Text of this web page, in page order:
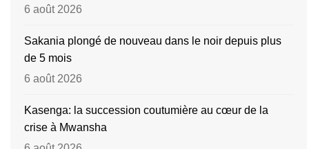
6 août 2026
Sakania plongé de nouveau dans le noir depuis plus
de 5 mois
6 août 2026
Kasenga: la succession coutumière au cœur de la
crise à Mwansha